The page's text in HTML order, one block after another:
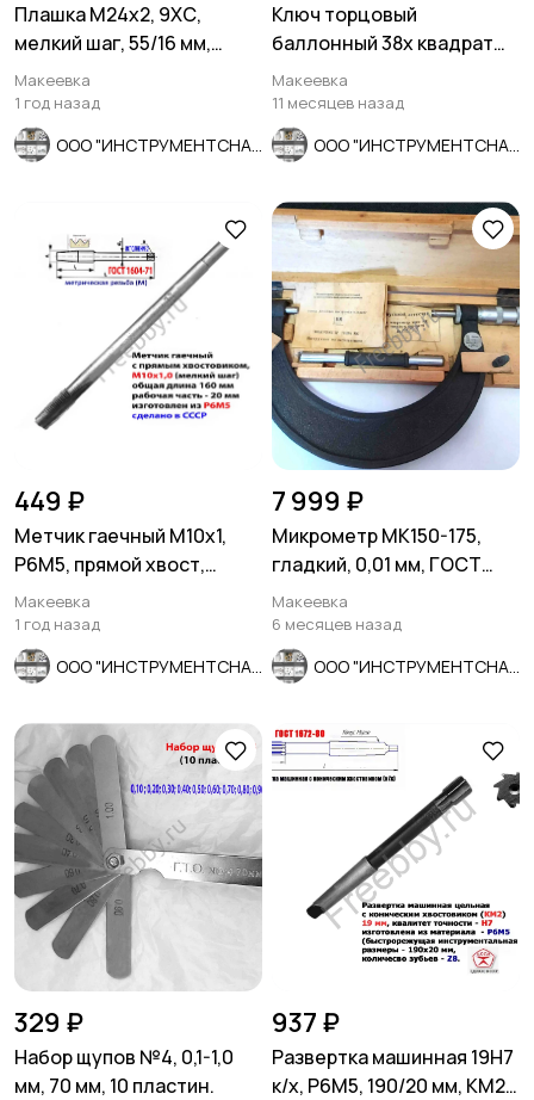
Плашка М24х2, 9ХС,
мелкий шаг, 55/16 мм,
ГОСТ 7740-71, сделано в
СССР
Макеевка
1 год назад
Ключ торцовый
баллонный 38х квадрат
22, прямой, для ГАЗ, ЗИЛ,
ПАЗ.
Макеевка
11 месяцев назад
449 ₽
Метчик гаечный М10х1,
Р6М5, прямой хвост,
160/20 мм, мелк шаг,
СССР.
Макеевка
1 год назад
7 999 ₽
Микрометр МК150-175,
гладкий, 0,01 мм, ГОСТ
6507-90, СССР.
Макеевка
6 месяцев назад
329 ₽
Набор щупов №4, 0,1-1,0
мм, 70 мм, 10 пластин.
937 ₽
Развертка машинная 19Н7
к/х, Р6М5, 190/20 мм, КМ2,